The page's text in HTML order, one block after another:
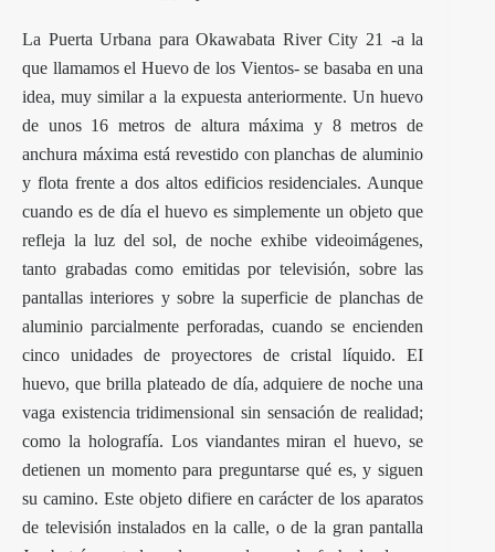
La Puerta Urbana para Okawabata River City 21 -a la
que llamamos el Huevo de los Vientos- se basaba en una
idea, muy similar a la expuesta anteriormente. Un huevo
de unos 16 metros de altura máxima y 8 metros de
anchura máxima está revestido con planchas de aluminio
y flota frente a dos altos edificios residenciales. Aunque
cuando es de día el huevo es simplemente un objeto que
refleja la luz del sol, de noche exhibe videoimágenes,
tanto grabadas como emitidas por televisión, sobre las
pantallas interiores y sobre la superficie de planchas de
aluminio parcialmente perforadas, cuando se encienden
cinco unidades de proyectores de cristal líquido. EI
huevo, que brilla plateado de día, adquiere de noche una
vaga existencia tridimensional sin sensación de realidad;
como la holografía. Los viandantes miran el huevo, se
detienen un momento para preguntarse qué es, y siguen
su camino. Este objeto difiere en carácter de los aparatos
de televisión instalados en la calle, o de la gran pantalla